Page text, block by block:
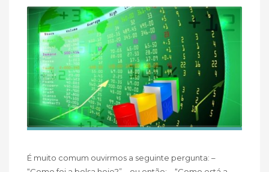
É muito comum ouvirmos a seguinte pergunta: –